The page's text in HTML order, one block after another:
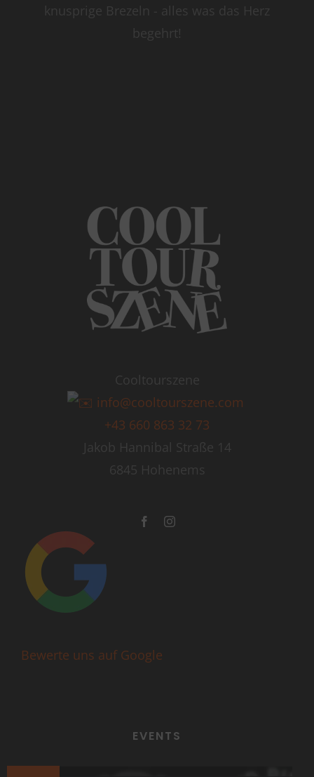
knusprige Brezeln - alles was das Herz
begehrt!
EVENTS
Cooltourszene
info@cooltourszene.com
+43 660 863 32 73
Jakob Hannibal Straße 14
6845 Hohenems
Bewerte uns auf Google